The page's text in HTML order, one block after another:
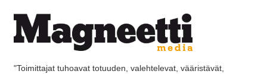
"Toimittajat tuhoavat totuuden, valehtelevat, vääristävät,